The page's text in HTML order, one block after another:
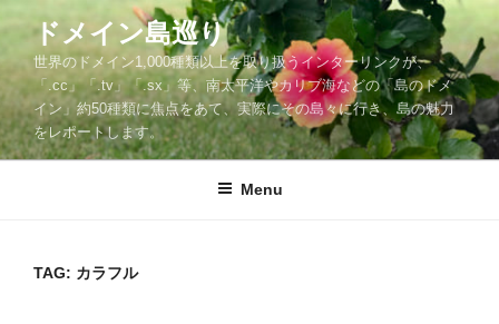
content
ドメイン島巡り
世界のドメイン1,000種類以上を取り扱うインターリンクが、
「.cc」「.tv」「.sx」等、南太平洋やカリブ海などの「島のドメ
イン」約50種類に焦点をあて、実際にその島々に行き、島の魅力
をレポートします。
Menu
TAG: カラフル